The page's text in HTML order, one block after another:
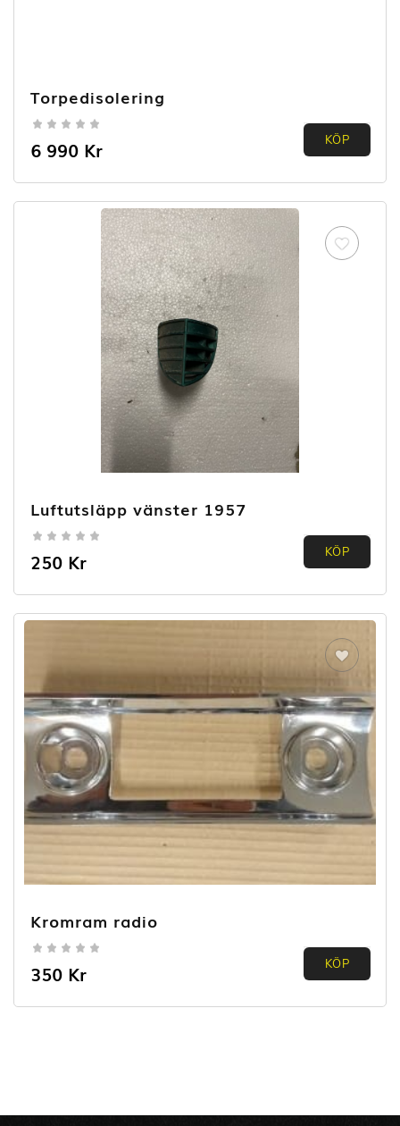
Torpedisolering
0.00
out of
5
6 990 Kr KÖP
Luftutsläpp vänster 1957
0.00
out of
5
250 Kr KÖP
Kromram radio
0.00
out of
5
350 Kr KÖP